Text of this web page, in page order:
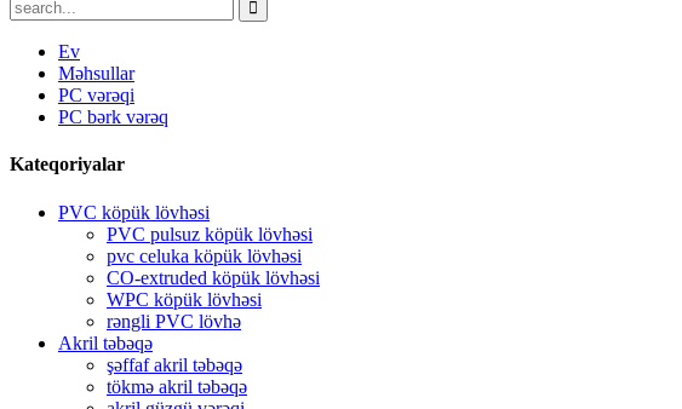
Ev
Məhsullar
PC vərəqi
PC bərk vərəq
Kateqoriyalar
PVC köpük lövhəsi
PVC pulsuz köpük lövhəsi
pvc celuka köpük lövhəsi
CO-extruded köpük lövhəsi
WPC köpük lövhəsi
rəngli PVC lövhə
Akril təbəqə
şəffaf akril təbəqə
tökmə akril təbəqə